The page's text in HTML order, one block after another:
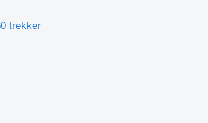
trekker